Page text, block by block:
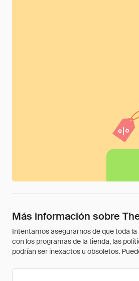
Más información sobre
Intentamos asegurarnos de que toda
con los programas de la tienda, las
podrían ser inexactos u obsoletos.